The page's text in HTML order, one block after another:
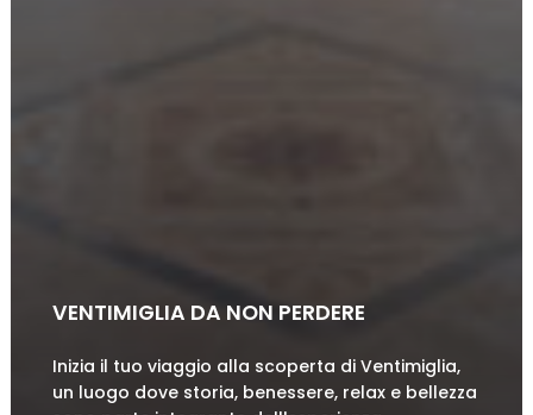
VIA IULIA AUGUSTA
l’Impero Romano, percorri lungo…
VENTIMIGLIA DA NON PERDERE
Inizia il tuo viaggio alla scoperta di Ventimiglia,
un luogo dove storia, benessere, relax e bellezza